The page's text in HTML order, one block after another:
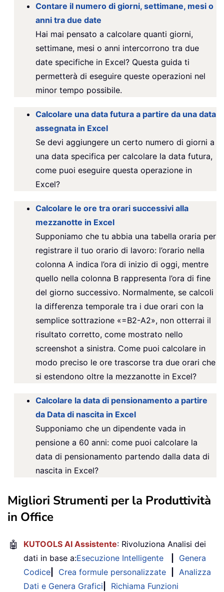
Contare il numero di giorni, settimane, mesi o
anni tra due date
Hai mai pensato a calcolare quanti giorni,
settimane, mesi o anni intercorrono tra due
date specifiche in Excel? Questa guida ti
permetterà di eseguire queste operazioni nel
minor tempo possibile.
Calcolare una data futura a partire da una data
assegnata in Excel
Se devi aggiungere un certo numero di giorni a
una data specifica per calcolare la data futura,
come puoi eseguire questa operazione in
Excel?
Calcolare le ore tra orari successivi alla
mezzanotte in Excel
Supponiamo che tu abbia una tabella oraria per
registrare il tuo orario di lavoro: l’orario nella
colonna A indica l’ora di inizio di oggi, mentre
quello nella colonna B rappresenta l’ora di fine
del giorno successivo. Normalmente, se calcoli
la differenza temporale tra i due orari con la
semplice sottrazione «=B2-A2», non otterrai il
risultato corretto, come mostrato nello
screenshot a sinistra. Come puoi calcolare in
modo preciso le ore trascorse tra due orari che
si estendono oltre la mezzanotte in Excel?
Calcolare la data di pensionamento a partire
da Data di nascita in Excel
Supponiamo che un dipendente vada in
pensione a 60 anni: come puoi calcolare la
data di pensionamento partendo dalla data di
nascita in Excel?
Migliori Strumenti per la Produttività
in Office
🤖 KUTOOLS AI Assistente: Rivoluziona Analisi dei
dati in base a:Esecuzione Intelligente
Genera
Codice
Crea formule personalizzate
Analizza
Dati e Genera Grafici
Richiama Funzioni